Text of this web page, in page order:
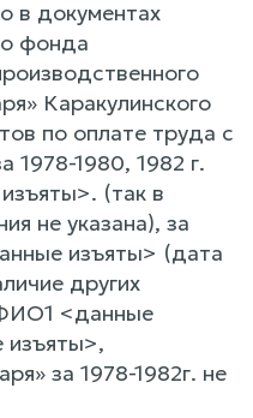
в документах
фонда
Каракулинского
по оплате труда с
1978-1980, 1982 г.
(так в
не указана), за
изъяты> (дата
других
<данные
за 1978-1982г. не